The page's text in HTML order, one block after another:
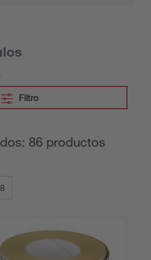
Filtro
86 productos
8